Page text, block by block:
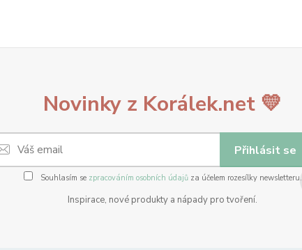
Novinky z Korálek.net 💛
Přihlásit se
Souhlasím se zpracováním osobních údajůza účelem rozesílky newsletteru.
Inspirace, nové produkty a nápady pro tvoření.